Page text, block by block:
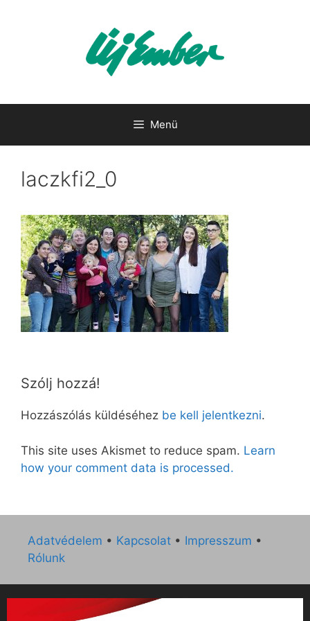
Menü
laczkfi2_0
Szólj hozzá!
Hozzászólás küldéséhez be kell jelentkezni.
This site uses Akismet to reduce spam. Learn
how your comment data is processed.
Adatvédelem • Kapcsolat • Impresszum •
Rólunk